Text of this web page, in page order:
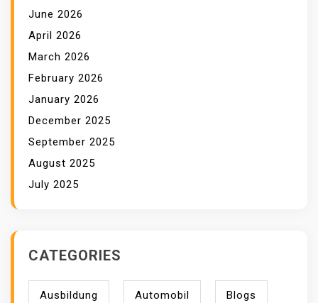
June 2026
April 2026
March 2026
February 2026
January 2026
December 2025
September 2025
August 2025
July 2025
CATEGORIES
Ausbildung Automobil Blogs